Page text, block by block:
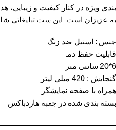
بندی ویژه در کنار کیفیت و
به عزیزان است. این ست تبلیغاتی
جنس : استیل ضد زنگ
قابلیت حفظ دما
6*20 سانتی متر
گنجایش : 420 میلی لیتر
همراه با صفحه نمایشگر
بسته بندی شده در جعبه هاردباکس